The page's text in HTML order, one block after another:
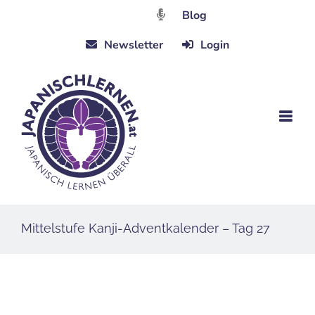
Blog
Newsletter
Login
Mittelstufe Kanji-Adventkalender – Tag 27